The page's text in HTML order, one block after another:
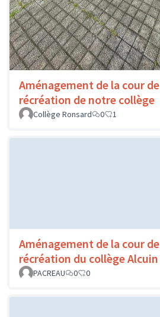
Aménagement de la cour de
récréation de notre collège
Collège Ronsard
0 1
Aménagement de la cour de
récréation du collège Alcuin
PACREAU
0 0